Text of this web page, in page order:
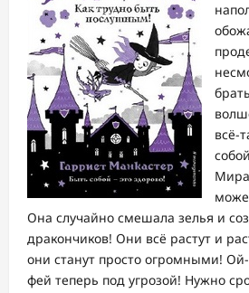
всё-
Она случайно смешала зелья и
дракончиков! Они всё растут и
они станут просто огромными!
фей теперь под угрозой! Нужно